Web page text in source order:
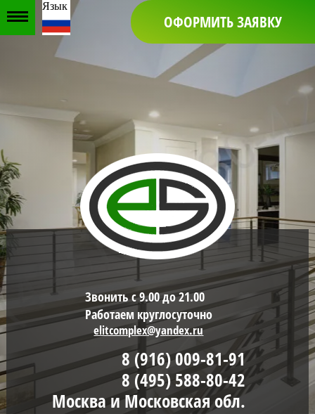
ОФОРМИТЬ ЗАЯВКУ
Звонить с 9.00 до 21.00
Работаем круглосуточно
elitcomplex@yandex.ru
8 (916) 009-81-91
8 (495) 588-80-42
Москва и Московская обл.
Язык